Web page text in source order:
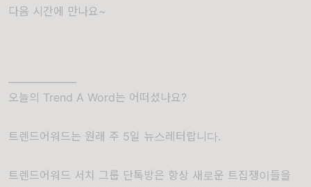
다음 시간에 만나요~
오늘의 Trend A Word는 어떠셨나요?
트렌드어워드는 원래 주 5일 뉴스레터랍니다.
트렌드어워드 서치 그룹 단톡방은 항상 새로운 트집쟁이들을